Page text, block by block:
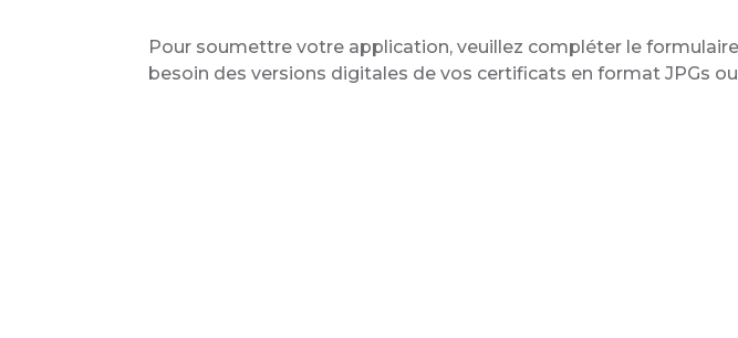
Pour soumettre votre application, veuillez compléter le
besoin des versions digitales de vos certificats en format JPGs